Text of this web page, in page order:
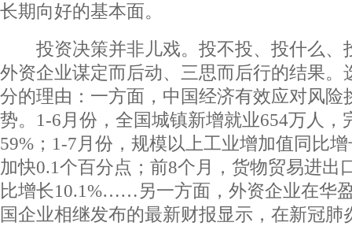
长期向好的基本面。
投资决策并非儿戏。投不投、投什么、
外资企业谋定而后动、三思而后行的结果。
分的理由：一方面，中国经济有效应对风险
势。1-6月份，全国城镇新增就业654万人，
59%；1-7月份，规模以上工业增加值同比
加快0.1个百分点；前8个月，货物贸易进出
比增长10.1%……另一方面，外资企业在华
国企业相继发布的最新财报显示，在新冠肺